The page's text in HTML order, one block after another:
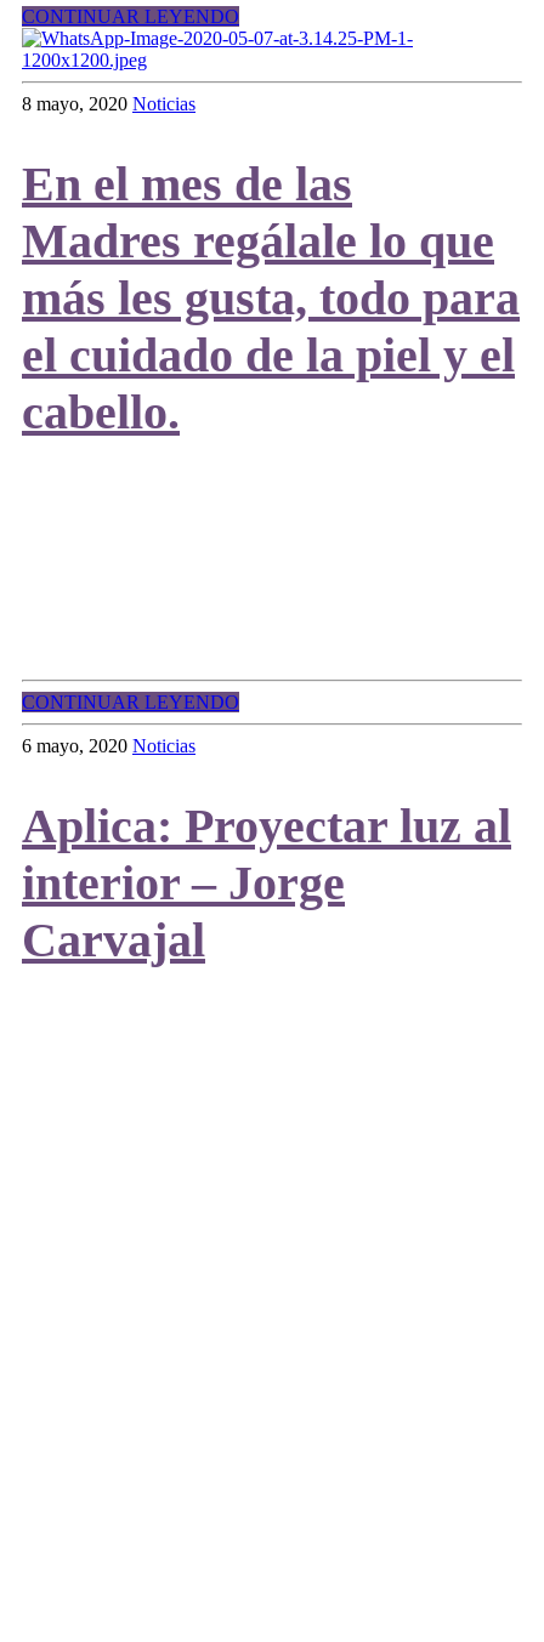
CONTINUAR LEYENDO
8 mayo, 2020 Noticias
En el mes de las
Madres regálale lo que
más les gusta, todo para
el cuidado de la piel y el
cabello.
CONTINUAR LEYENDO
6 mayo, 2020 Noticias
Aplica: Proyectar luz al
interior – Jorge
Carvajal